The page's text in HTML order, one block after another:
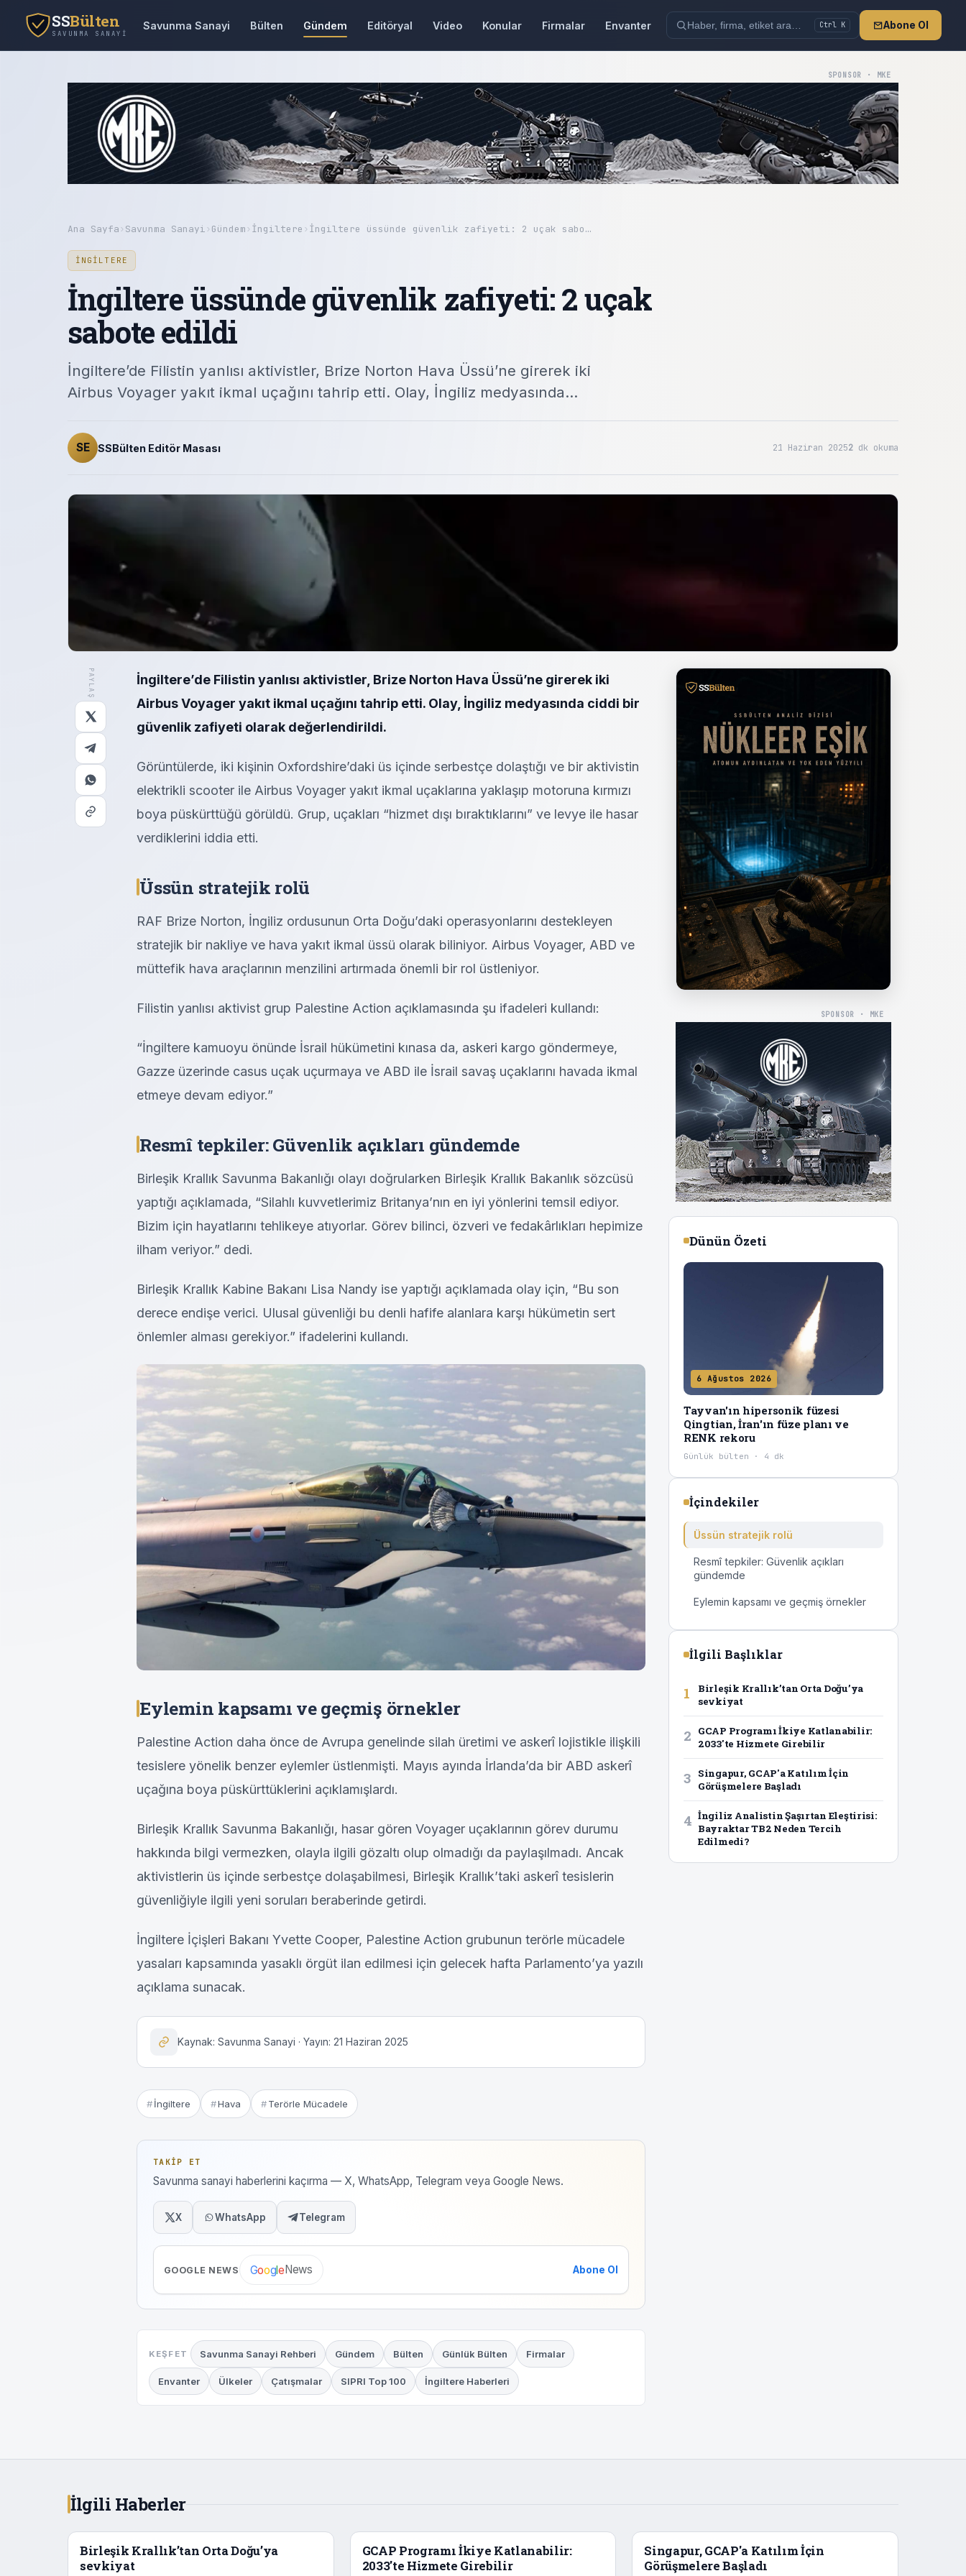
SSBülten
SAVUNMA SANAYI
Savunma Sanayi Bülten Gündem Editöryal Video Konular Firmalar Envanter Ctrl K Abone Ol
SPONSOR · MKE
Ana Sayfa› Savunma Sanayi› Gündem› İngiltere › İngiltere üssünde güvenlik zafiyeti: 2 uçak sabo…
İNGILTERE
İngiltere üssünde güvenlik zafiyeti: 2 uçak
sabote edildi
İngiltere’de Filistin yanlısı aktivistler, Brize Norton Hava Üssü’ne girerek iki
Airbus Voyager yakıt ikmal uçağını tahrip etti. Olay, İngiliz medyasında…
SE SSBülten Editör Masası 21 Haziran 20252 dk okuma
PAYLAŞ
İngiltere’de Filistin yanlısı aktivistler, Brize Norton Hava Üssü’ne girerek iki
Airbus Voyager yakıt ikmal uçağını tahrip etti. Olay, İngiliz medyasında ciddi bir
güvenlik zafiyeti olarak değerlendirildi.
Görüntülerde, iki kişinin Oxfordshire’daki üs içinde serbestçe dolaştığı ve bir aktivistin
elektrikli scooter ile Airbus Voyager yakıt ikmal uçaklarına yaklaşıp motoruna kırmızı
boya püskürttüğü görüldü. Grup, uçakları “hizmet dışı bıraktıklarını” ve levye ile hasar
verdiklerini iddia etti.
Üssün stratejik rolü
RAF Brize Norton, İngiliz ordusunun Orta Doğu’daki operasyonlarını destekleyen
stratejik bir nakliye ve hava yakıt ikmal üssü olarak biliniyor. Airbus Voyager, ABD ve
müttefik hava araçlarının menzilini artırmada önemli bir rol üstleniyor.
Filistin yanlısı aktivist grup Palestine Action açıklamasında şu ifadeleri kullandı:
“İngiltere kamuoyu önünde İsrail hükümetini kınasa da, askeri kargo göndermeye,
Gazze üzerinde casus uçak uçurmaya ve ABD ile İsrail savaş uçaklarını havada ikmal
etmeye devam ediyor.”
Resmî tepkiler: Güvenlik açıkları gündemde
Birleşik Krallık Savunma Bakanlığı olayı doğrularken Birleşik Krallık Bakanlık sözcüsü
yaptığı açıklamada, “Silahlı kuvvetlerimiz Britanya’nın en iyi yönlerini temsil ediyor.
Bizim için hayatlarını tehlikeye atıyorlar. Görev bilinci, özveri ve fedakârlıkları hepimize
ilham veriyor.” dedi.
Birleşik Krallık Kabine Bakanı Lisa Nandy ise yaptığı açıklamada olay için, “Bu son
derece endişe verici. Ulusal güvenliği bu denli hafife alanlara karşı hükümetin sert
önlemler alması gerekiyor.” ifadelerini kullandı.
Eylemin kapsamı ve geçmiş örnekler
Palestine Action daha önce de Avrupa genelinde silah üretimi ve askerî lojistikle ilişkili
tesislere yönelik benzer eylemler üstlenmişti. Mayıs ayında İrlanda’da bir ABD askerî
uçağına boya püskürttüklerini açıklamışlardı.
Birleşik Krallık Savunma Bakanlığı, hasar gören Voyager uçaklarının görev durumu
hakkında bilgi vermezken, olayla ilgili gözaltı olup olmadığı da paylaşılmadı. Ancak
aktivistlerin üs içinde serbestçe dolaşabilmesi, Birleşik Krallık’taki askerî tesislerin
güvenliğiyle ilgili yeni soruları beraberinde getirdi.
İngiltere İçişleri Bakanı Yvette Cooper, Palestine Action grubunun terörle mücadele
yasaları kapsamında yasaklı örgüt ilan edilmesi için gelecek hafta Parlamento’ya yazılı
açıklama sunacak.
Kaynak: Savunma Sanayi · Yayın: 21 Haziran 2025
İngiltere Hava Terörle Mücadele
TAKIP ET
Savunma sanayi haberlerini kaçırma — X, WhatsApp, Telegram veya Google News.
X WhatsApp Telegram
GOOGLE NEWS Google News Abone Ol
KEŞFET Savunma Sanayi Rehberi Gündem Bülten Günlük Bülten Firmalar
Envanter Ülkeler Çatışmalar SIPRI Top 100 İngiltere Haberleri
SPONSOR · MKE
Dünün Özeti
6 Ağustos 2026
Tayvan'ın hipersonik füzesi
Qingtian, İran'ın füze planı ve
RENK rekoru
Günlük bülten · 4 dk
İçindekiler
Üssün stratejik rolü
Resmî tepkiler: Güvenlik açıkları
gündemde
Eylemin kapsamı ve geçmiş örnekler
İlgili Başlıklar
1
Birleşik Krallık’tan Orta Doğu’ya
sevkiyat
2
GCAP Programı İkiye Katlanabilir:
2033'te Hizmete Girebilir
3
Singapur, GCAP'a Katılım İçin
Görüşmelere Başladı
4 İngiliz Analistin Şaşırtan Eleştirisi:
Bayraktar TB2 Neden Tercih
Edilmedi?
İlgili Haberler
Birleşik Krallık’tan Orta Doğu’ya
sevkiyat
GCAP Programı İkiye Katlanabilir:
2033'te Hizmete Girebilir
Singapur, GCAP'a Katılım İçin
Görüşmelere Başladı